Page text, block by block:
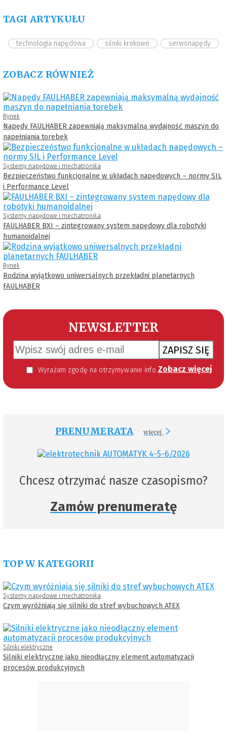
TAGI ARTYKUŁU
technologia napędowa silniki krokowe serwonapędy
ZOBACZ RÓWNIEŻ
Rynek
Napędy FAULHABER zapewniają maksymalną wydajność maszyn do
napełniania torebek
Systemy napędowe i mechatronika
Bezpieczeństwo funkcjonalne w układach napędowych – normy SIL
i Performance Level
Systemy napędowe i mechatronika
FAULHABER BXI – zintegrowany system napędowy dla robotyki
humanoidalnej
Rynek
Rodzina wyjątkowo uniwersalnych przekładni planetarnych
FAULHABER
NEWSLETTER
ZAPISZ SIĘ
Wyrażam zgodę na otrzymywanie informacji handlowej kierowanej do mnie za pomocą środków komunikacji elektronicznej w szczególności poczty elektronicznej zgodnie z przepisem art. 10 ust 2 ustawy z dnia 18 lipca 2002 roku o świadczeniu usług drogą elektroniczną (Dz. U. 144 z 2002 r. poz. 1204). Zgoda jest dobrowolna, jednak jej wyrażenie jest konieczne, aby otrzymywać newsletter. Zobacz więcej
PRENUMERATA więcej
Chcesz otrzymać nasze czasopismo?
Zamów prenumeratę
TOP W KATEGORII
Systemy napędowe i mechatronika
Czym wyróżniają się silniki do stref wybuchowych ATEX
Silniki elektryczne
Silniki elektryczne jako nieodłączny element automatyzacji
procesów produkcyjnych